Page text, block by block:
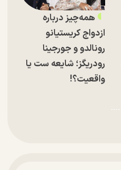
همه‌چیز درباره
ازدواج کریستیانو
رونالدو و جورجینا
رودریگز؛ شایعه ست یا
واقعیت؟!